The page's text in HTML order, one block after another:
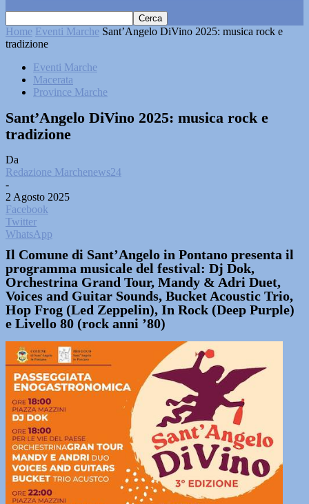
Home Eventi Marche Sant’Angelo DiVino 2025: musica rock e
tradizione
Eventi Marche
Macerata
Province Marche
Sant’Angelo DiVino 2025: musica rock e
tradizione
Da
Redazione Marchenews24
-
2 Agosto 2025
Facebook
Twitter
WhatsApp
Il Comune di Sant’Angelo in Pontano presenta il
programma musicale del festival: Dj Dok,
Orchestrina Grand Tour, Mandy & Adri Duet,
Voices and Guitar Sounds, Bucket Acoustic Trio,
Hop Frog (Led Zeppelin), In Rock (Deep Purple)
e Livello 80 (rock anni ’80)